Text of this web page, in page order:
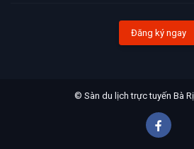
Đăng ký ngay
© Sàn du lịch trực tuyến Bà